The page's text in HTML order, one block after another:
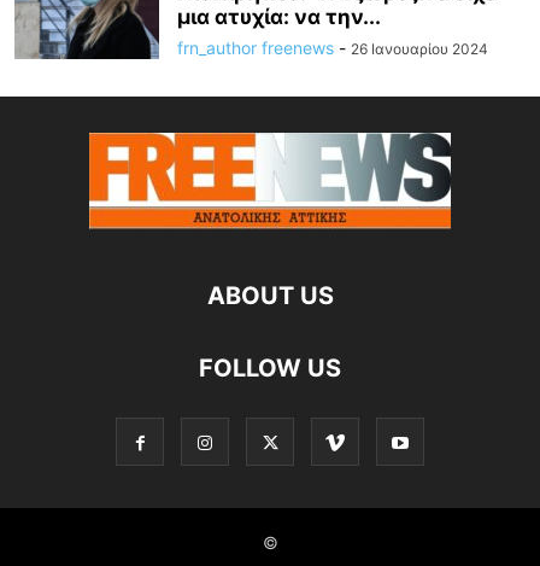
μια ατυχία: να την...
frn_author freenews - 26 Ιανουαρίου 2024
ABOUT US
FOLLOW US
©